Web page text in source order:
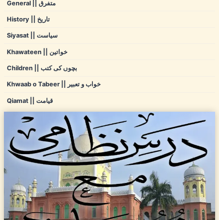
General || متفرق
History || تاریخ
Siyasat || سیاست
Khawateen || خواتین
Children || بچوں کی کتب
Khwaab o Tabeer || خواب و تعبیر
Qiamat || قیامت